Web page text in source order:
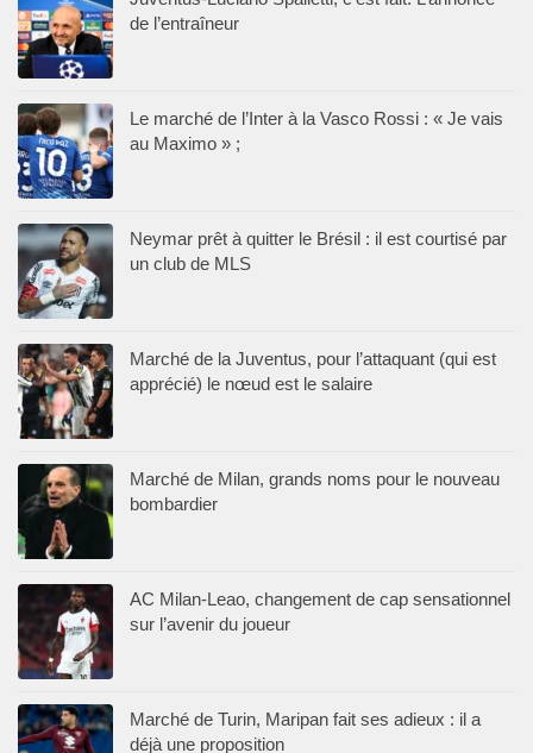
de l’entraîneur
Le marché de l’Inter à la Vasco Rossi : « Je vais
au Maximo » ;
Neymar prêt à quitter le Brésil : il est courtisé par
un club de MLS
Marché de la Juventus, pour l’attaquant (qui est
apprécié) le nœud est le salaire
Marché de Milan, grands noms pour le nouveau
bombardier
AC Milan-Leao, changement de cap sensationnel
sur l’avenir du joueur
Marché de Turin, Maripan fait ses adieux : il a
déjà une proposition